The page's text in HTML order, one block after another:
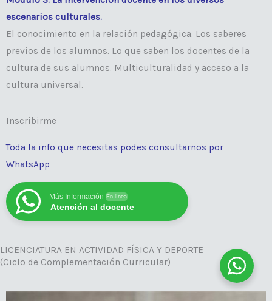
escenarios culturales.
El conocimiento en la relación pedagógica. Los saberes
previos de los alumnos. Lo que saben los docentes de la
cultura de sus alumnos. Multiculturalidad y acceso a la
cultura universal.
Inscribirme
Toda la info que necesitas podes consultarnos por
WhatsApp
Más Información En línea
Atención al docente
LICENCIATURA EN ACTIVIDAD FÍSICA Y DEPORTE
(Ciclo de Complementación Curricular)